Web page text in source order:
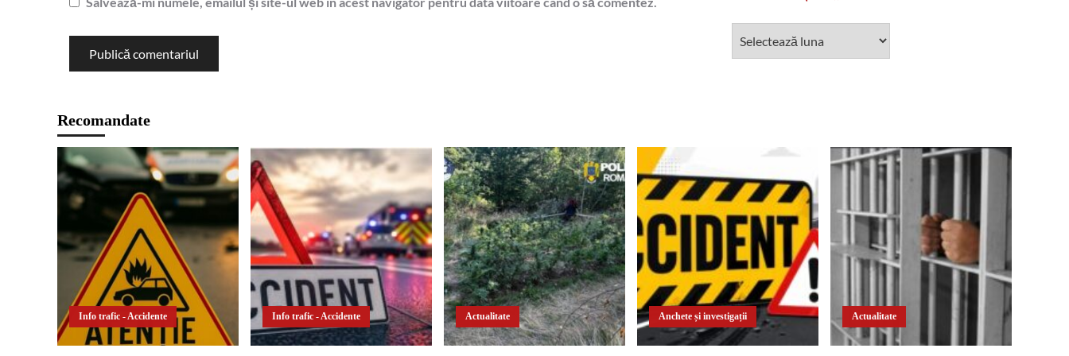
Recomandate
Info trafic - Accidente Info trafic - Accidente Actualitate Anchete și investigații Actualitate